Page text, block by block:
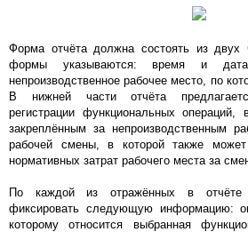
Форма отчёта должна состоять из двух
формы указываются: время и дата
непроизводственное рабочее место, по
В нижней части отчёта
регистрации функциональных операций,
закреплённым за непроизводственным
рабочей смены, в которой также может
нормативных затрат рабочего места за
По каждой из отражённых в отчёте
фиксировать следующую информацию:
которому относится выбранная